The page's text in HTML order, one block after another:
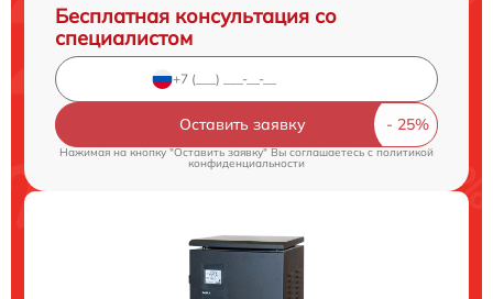
Бесплатная консультация со
специалистом
Оставить заявку
Нажимая на кнопку "Оставить заявку" Вы соглашаетесь cполитикой
конфиденциальности